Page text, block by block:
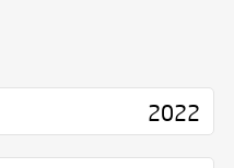
2022